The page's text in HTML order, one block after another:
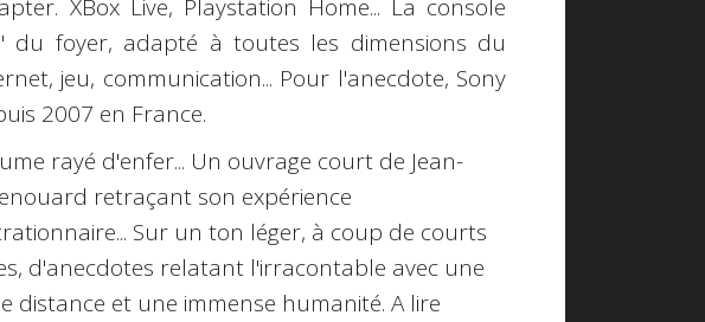
XBox Live, Playstation Home... La console
du foyer, adapté à toutes les dimensions du
jeu, communication... Pour l'anecdote, Sony
2007 en France.
rayé d'enfer... Un ouvrage court de Jean-
retraçant son expérience
Sur un ton léger, à coup de courts
d'anecdotes relatant l'irracontable avec une
distance et une immense humanité. A lire